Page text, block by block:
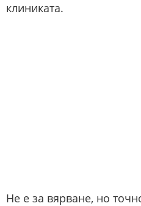
клиниката.
Не е за вярване, но